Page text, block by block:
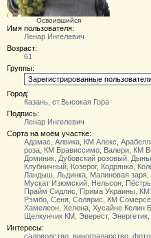
Освоившийся
Имя пользователя:
Ленар Ингелевич
Возраст:
61
Группы:
Город:
Казань, ст.Высокая Гора
Подпись:
Ленар Ингелевич
Сорта на моём участке:
Адамас, Алвика, КМ Алекс,
роза, КМ Брависсимо, Валери, КМ
Доминик, Дубовский розовый,
Клубничный, Козерог, Кодрянка,
Ландыш, Льдинка, Малиновая
Мускат Изюмский, Нельсон,
Прайм Сидлис, Прима Украины, КМ
Рэмбо, Сеня, Солярис, КМ
Хамелеон, Хелена, Хусайне Келин
Щелкунчик КМ, Эверест,
Интересы:
садоводство, виноградарство,